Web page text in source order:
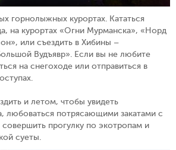
горнолыжных курортах. Кататься
на курортах «Огни Мурманска», «Норд
, или съездить в Хибины –
Вудъявр» . Если вы не любите
на снегоходе или отправиться в
и летом, чтобы увидеть
любоваться потрясающими закатами с
прогулку по экотропам и
суеты.